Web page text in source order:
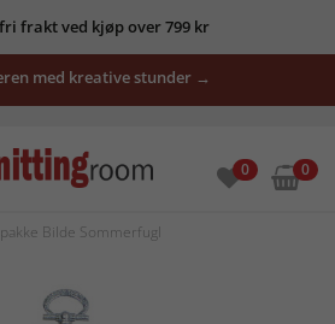
frakt ved kjøp over 799 kr
med kreative stunder →
0 0
Bilde Sommerfugl